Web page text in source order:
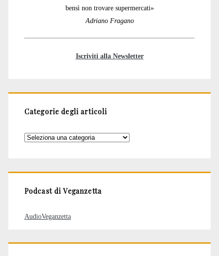
bensì non trovare supermercati»
Adriano Fragano
Iscriviti alla Newsletter
Categorie degli articoli
Categorie
Podcast di Veganzetta
AudioVeganzetta